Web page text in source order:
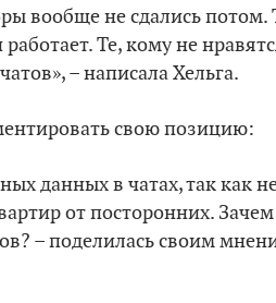
вообще не сдались потом.
Те, кому не
– написала Хельга.
свою позицию:
данных в чатах, так как
от посторонних.
– поделилась своим